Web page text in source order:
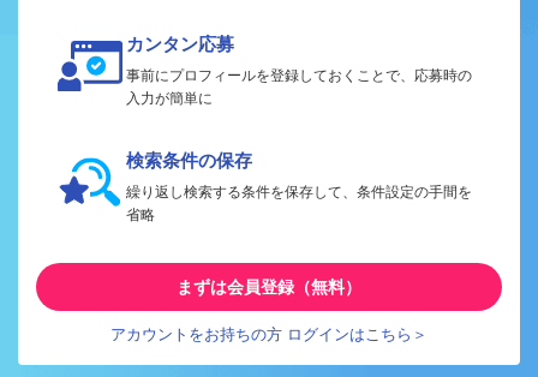
カンタン応募
事前にプロフィールを登録しておくことで、応募時の
入力が簡単に
検索条件の保存
繰り返し検索する条件を保存して、条件設定の手間を
省略
まずは会員登録（無料）
アカウントをお持ちの方 ログインはこちら＞